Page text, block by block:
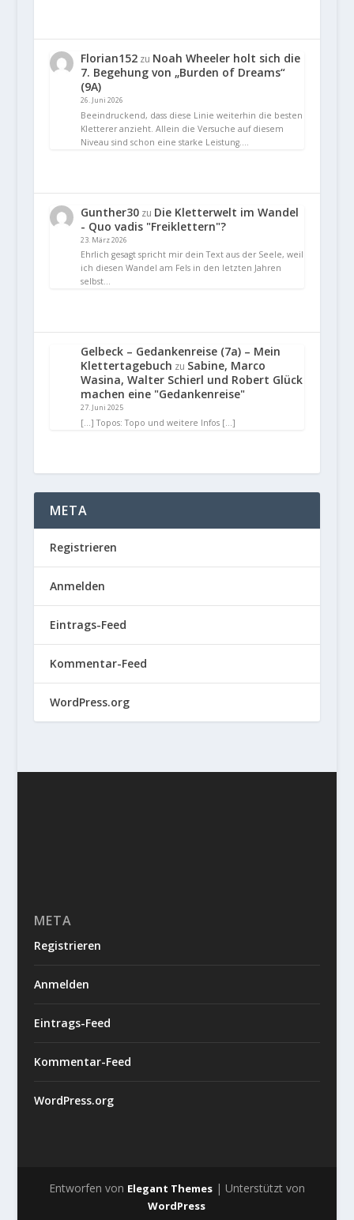
Florian152zu Noah Wheeler holt sich die
7. Begehung von „Burden of Dreams“
(9A)
26. Juni 2026
Beeindruckend, dass diese Linie weiterhin die besten
Kletterer anzieht. Allein die Versuche auf diesem
Niveau sind schon eine starke Leistung.…
Gunther30zu Die Kletterwelt im Wandel
- Quo vadis "Freiklettern"?
23. März 2026
Ehrlich gesagt spricht mir dein Text aus der Seele, weil
ich diesen Wandel am Fels in den letzten Jahren
selbst…
Gelbeck – Gedankenreise (7a) – Mein
Klettertagebuch zu Sabine, Marco
Wasina, Walter Schierl und Robert Glück
machen eine "Gedankenreise"
27. Juni 2025
[…] Topos: Topo und weitere Infos […]
META
Registrieren
Anmelden
Eintrags-Feed
Kommentar-Feed
WordPress.org
META
Registrieren
Anmelden
Eintrags-Feed
Kommentar-Feed
WordPress.org
Entworfen von Elegant Themes| Unterstützt von
WordPress